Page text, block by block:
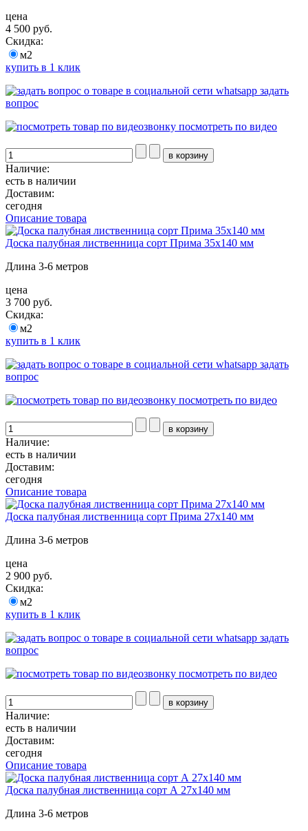
цена
4 500 руб.
Скидка:
м2
купить в 1 клик
задать
вопрос
посмотреть по видео
Наличие:
есть в наличии
Доставим:
сегодня
Описание товара
Доска палубная лиственница сорт Прима 35х140 мм
Длина 3-6 метров
цена
3 700 руб.
Скидка:
м2
купить в 1 клик
задать
вопрос
посмотреть по видео
Наличие:
есть в наличии
Доставим:
сегодня
Описание товара
Доска палубная лиственница сорт Прима 27х140 мм
Длина 3-6 метров
цена
2 900 руб.
Скидка:
м2
купить в 1 клик
задать
вопрос
посмотреть по видео
Наличие:
есть в наличии
Доставим:
сегодня
Описание товара
Доска палубная лиственница сорт А 27х140 мм
Длина 3-6 метров